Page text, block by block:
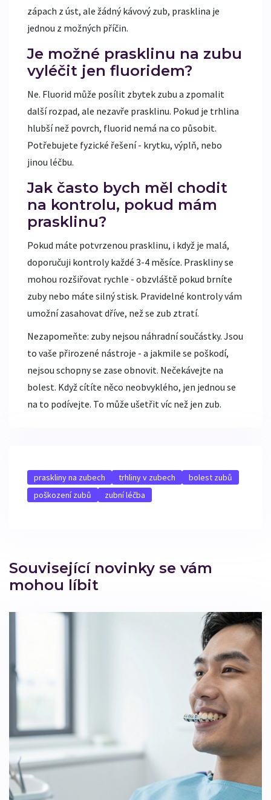
zápach z úst, ale žádný kávový zub, prasklina je
jednou z možných příčin.
Je možné prasklinu na zubu
vyléčit jen fluoridem?
Ne. Fluorid může posílit zbytek zubu a zpomalit
další rozpad, ale nezavře prasklinu. Pokud je trhlina
hlubší než povrch, fluorid nemá na co působit.
Potřebujete fyzické řešení - krytku, výplň, nebo
jinou léčbu.
Jak často bych měl chodit
na kontrolu, pokud mám
prasklinu?
Pokud máte potvrzenou prasklinu, i když je malá,
doporučuji kontroly každé 3-4 měsíce. Praskliny se
mohou rozšiřovat rychle - obzvláště pokud brníte
zuby nebo máte silný stisk. Pravidelné kontroly vám
umožní zasahovat dříve, než se zub ztratí.
Nezapomeňte: zuby nejsou náhradní součástky. Jsou
to vaše přirozené nástroje - a jakmile se poškodí,
nejsou schopny se zase obnovit. Nečekávejte na
bolest. Když cítíte něco neobvyklého, jen jednou se
na to podívejte. To může ušetřit víc než jen zub.
praskliny na zubech trhliny v zubech
bolest zubů
poškození zubů
zubní léčba
Související novinky se vám
mohou líbit